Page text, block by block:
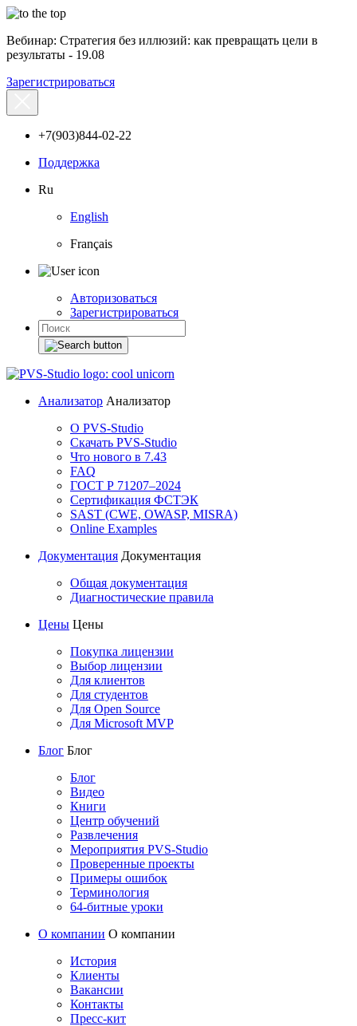
Вебинар: Стратегия без иллюзий: как превращать цели в
результаты - 19.08
Зарегистрироваться
+7(903)844-02-22
Поддержка
Ru
English
Français
Авторизоваться
Зарегистрироваться
Анализатор Анализатор
О PVS-Studio
Скачать PVS-Studio
Что нового в 7.43
FAQ
ГОСТ Р 71207–2024
Сертификация ФСТЭК
SAST (CWE, OWASP, MISRA)
Online Examples
Документация Документация
Общая документация
Диагностические правила
Цены Цены
Покупка лицензии
Выбор лицензии
Для клиентов
Для студентов
Для Open Source
Для Microsoft MVP
Блог Блог
Блог
Видео
Книги
Центр обучений
Развлечения
Мероприятия PVS-Studio
Проверенные проекты
Примеры ошибок
Терминология
64-битные уроки
О компании О компании
История
Клиенты
Вакансии
Контакты
Пресс-кит